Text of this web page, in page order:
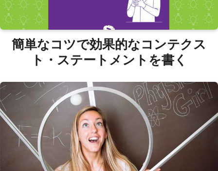
簡単なコツで効果的なコンテクス
ト・ステートメントを書く